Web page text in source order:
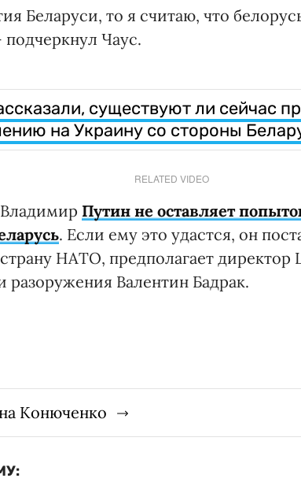
Беларуси, то я считаю, что
подчеркнул Чаус.
существуют ли сейчас
на Украину со стороны
RELATED VIDEO
Путин не оставляет
. Если ему это удастся, он
НАТО, предполагает директор
разоружения Валентин Бадрак.
Конюченко